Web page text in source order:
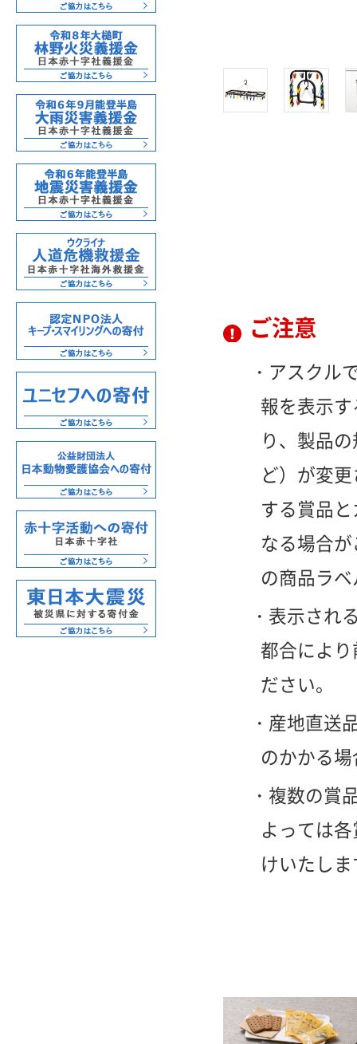
ご注意
アスクル
報を表示
り、製品
ど）が変
する賞品
なる場合
の商品ラ
表示され
都合によ
ださい。
産地直送
のかかる
複数の賞
よっては
けいたしま